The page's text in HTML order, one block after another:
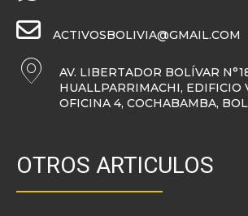
ACTIVOSBOLIVIA@GMAIL.COM
AV. LIBERTADOR BOLÍVAR
HUALLPARRIMACHI, EDIFICIO
OFICINA 4, COCHABAMBA,
OTROS ARTICULOS